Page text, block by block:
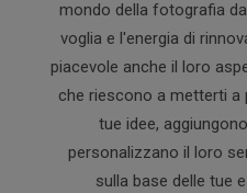
mondo della fotografia
voglia e l'energia di
piacevole anche il loro
che riescono a metterti a
tue idee,
personalizzano il loro
sulla base delle tue